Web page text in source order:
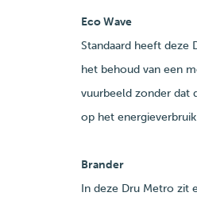
Eco Wave
Standaard heeft deze
het behoud van een
vuurbeeld zonder dat
op het
Brander
In deze Dru Metro zit